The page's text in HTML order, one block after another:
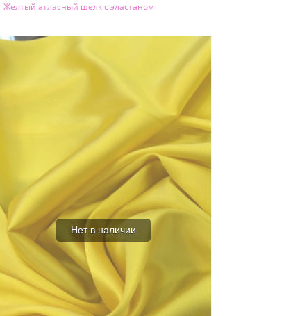
Желтый атласный шелк с эластаном
Нет в наличии